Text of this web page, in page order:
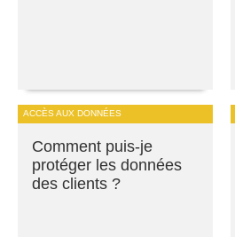
ACCÈS AUX DONNÉES
Comment puis-je
protéger les données
des clients ?